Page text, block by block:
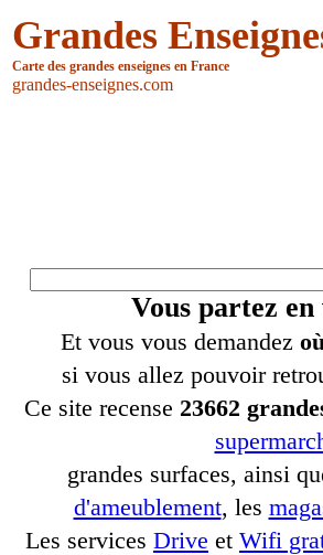
Grandes
Carte des grandes enseignes en France
grandes-enseignes.com
Vous partez en
Et vous vous demandez
si vous allez pouvoir
Ce site recense 23662
grandes surfaces, ainsi
d'ameublement, les
Les services Drive et Wifi